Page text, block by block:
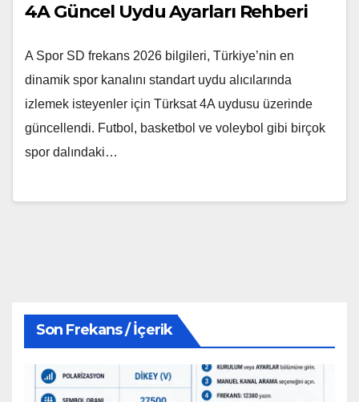
4A Güncel Uydu Ayarları Rehberi
A Spor SD frekans 2026 bilgileri, Türkiye’nin en
dinamik spor kanalını standart uydu alıcılarında
izlemek isteyenler için Türksat 4A uydusu üzerinde
güncellendi. Futbol, basketbol ve voleybol gibi birçok
spor dalındaki…
Son Frekans / İçerik